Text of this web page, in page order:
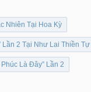
Nhiên Tại Hoa Kỳ
2 Tại Như Lai Thiền
Là Đây” Lần 2